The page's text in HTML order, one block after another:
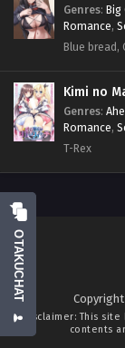
Genres: Big
Romance,
Blue bread,
Kimi no
Genres:
Romance,
T-Rex
Disclaimer: This site
contents
OTAKUCHAT